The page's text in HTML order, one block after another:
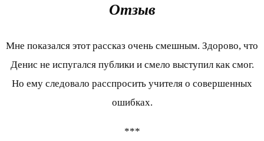
Отзыв
Мне показался этот рассказ очень смешным. Здорово, что
Денис не испугался публики и смело выступил как смог.
Но ему следовало расспросить учителя о совершенных
ошибках.
***